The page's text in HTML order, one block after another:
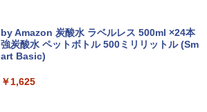
ンク
￥-
￥250
by Amazon 炭酸水 ラベルレス 500ml ×24本
強炭酸水 ペットボトル 500ミリリットル (Sm
art Basic)
￥1,625